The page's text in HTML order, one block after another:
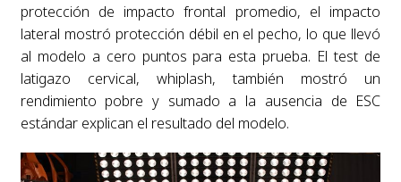
protección de impacto frontal promedio, el impacto
lateral mostró protección débil en el pecho, lo que llevó
al modelo a cero puntos para esta prueba. El test de
latigazo cervical, whiplash, también mostró un
rendimiento pobre y sumado a la ausencia de ESC
estándar explican el resultado del modelo.